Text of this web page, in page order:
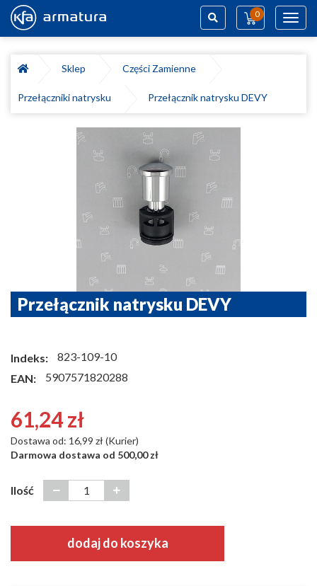
0
Sklep
Części Zamienne
Przełączniki natrysku Przełącznik natrysku DEVY
Przełącznik natrysku DEVY
Indeks:
823-109-10
EAN:
5907571820288
61,24 zł
Dostawa od: 16,99 zł (Kurier)
Darmowa dostawa od 500,00 zł
Ilość
dodaj do koszyka